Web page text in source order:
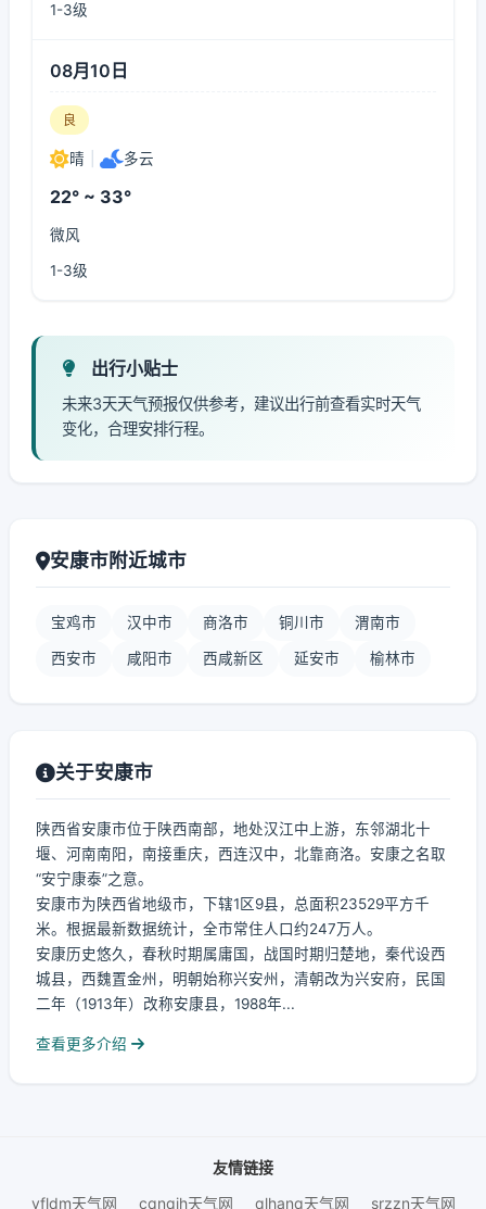
1-3级
08月10日
良
晴 多云
22° ~ 33°
微风
1-3级
出行小贴士
未来3天天气预报仅供参考，建议出行前查看实时天气
变化，合理安排行程。
安康市附近城市
宝鸡市 汉中市 商洛市 铜川市 渭南市
西安市 咸阳市 西咸新区 延安市 榆林市
关于安康市
陕西省安康市位于陕西南部，地处汉江中上游，东邻湖北十
堰、河南南阳，南接重庆，西连汉中，北靠商洛。安康之名取
“安宁康泰”之意。
安康市为陕西省地级市，下辖1区9县，总面积23529平方千
米。根据最新数据统计，全市常住人口约247万人。
安康历史悠久，春秋时期属庸国，战国时期归楚地，秦代设西
城县，西魏置金州，明朝始称兴安州，清朝改为兴安府，民国
二年（1913年）改称安康县，1988年...
查看更多介绍
友情链接
yfldm天气网
cqnqih天气网 qlhanq天气网 srzzn天气网